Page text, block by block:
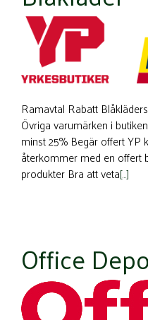
Ramavtal Rabatt
Övriga varumärken i
minst 25% Begär offert
återkommer med en offert
produkter Bra att veta[…]
Office